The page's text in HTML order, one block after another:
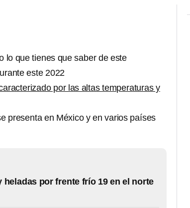
lo que tienes que saber de este
este 2022
por las altas temperaturas y
presenta en México y en varios países
por frente frío 19 en el norte